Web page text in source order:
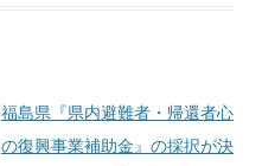
福島県『県内避難者・帰還者心
の復興事業補助金』の採択が決